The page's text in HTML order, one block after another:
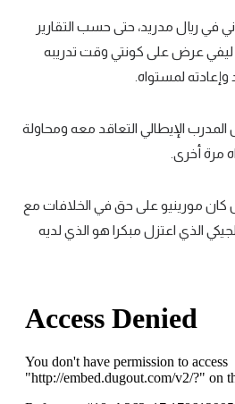
2021 كان يعاني في ريال مدريد، حتى حسب التقارير
ليفي عرض على كونتي وقت تدريبه
وإعادته لمستواه.
الإيطالي التعاقد معه ومحاولة
مرة أخرى.
مورينيو على حق في الخلافات مع
الذي اعتزل مبكرا هو الذي لديه